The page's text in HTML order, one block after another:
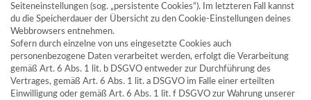
Seiteneinstellungen (sog. „persistente Cookies“). Im letzteren Fall kannst
du die Speicherdauer der Übersicht zu den Cookie-Einstellungen deines
Webbrowsers entnehmen.
Sofern durch einzelne von uns eingesetzte Cookies auch
personenbezogene Daten verarbeitet werden, erfolgt die Verarbeitung
gemäß Art. 6 Abs. 1 lit. b DSGVO entweder zur Durchführung des
Vertrages, gemäß Art. 6 Abs. 1 lit. a DSGVO im Falle einer erteilten
Einwilligung oder gemäß Art. 6 Abs. 1 lit. f DSGVO zur Wahrung unserer